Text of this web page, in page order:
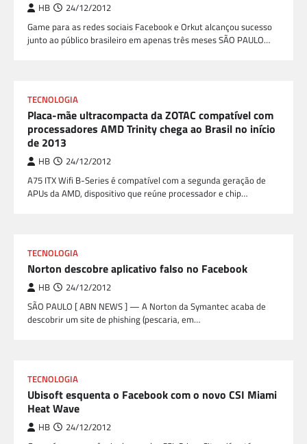
HB 24/12/2012
Game para as redes sociais Facebook e Orkut alcançou sucesso
junto ao público brasileiro em apenas três meses SÃO PAULO…
TECNOLOGIA
Placa-mãe ultracompacta da ZOTAC compatível com
processadores AMD Trinity chega ao Brasil no início
de 2013
HB 24/12/2012
A75 ITX Wifi B-Series é compatível com a segunda geração de
APUs da AMD, dispositivo que reúne processador e chip…
TECNOLOGIA
Norton descobre aplicativo falso no Facebook
HB 24/12/2012
SÃO PAULO [ ABN NEWS ] — A Norton da Symantec acaba de
descobrir um site de phishing (pescaria, em…
TECNOLOGIA
Ubisoft esquenta o Facebook com o novo CSI Miami
Heat Wave
HB 24/12/2012